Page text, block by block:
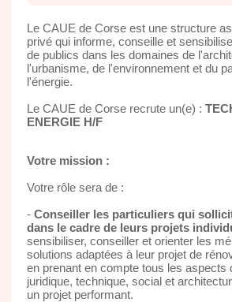
Le CAUE de Corse est une structure
privé qui informe, conseille et
de publics dans les domaines de
l'urbanisme, de l'environnement et du
l'énergie.
Le CAUE de Corse recrute un(e) :
ENERGIE H/F
Votre mission :
Votre rôle sera de :
- Conseiller les particuliers qui
dans le cadre de leurs projets
sensibiliser, conseiller et orienter les
solutions adaptées à leur projet de
en prenant en compte tous les aspects
juridique, technique, social et
un projet performant.